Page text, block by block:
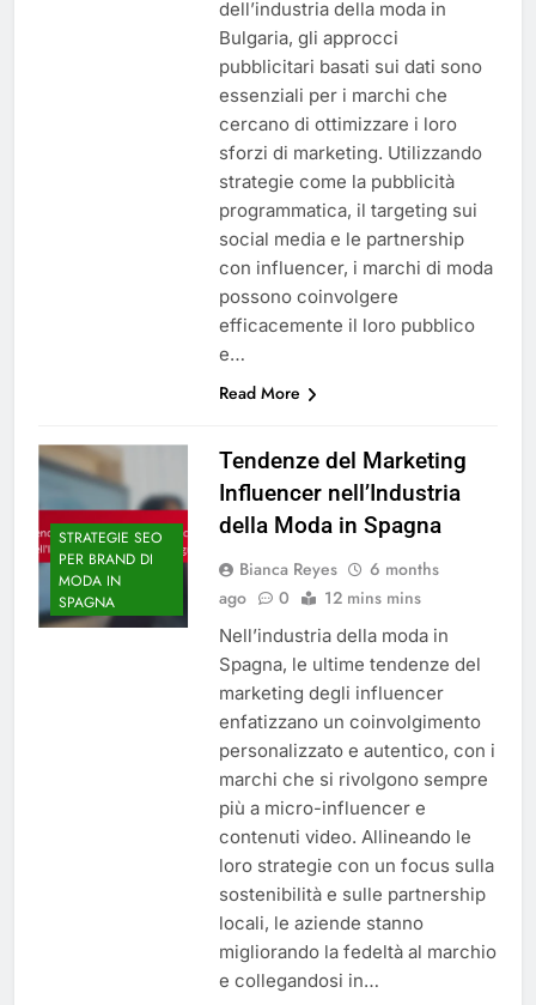
dell’industria della moda in
Bulgaria, gli approcci
pubblicitari basati sui dati sono
essenziali per i marchi che
cercano di ottimizzare i loro
sforzi di marketing. Utilizzando
strategie come la pubblicità
programmatica, il targeting sui
social media e le partnership
con influencer, i marchi di moda
possono coinvolgere
efficacemente il loro pubblico
e…
Read More
STRATEGIE SEO
PER BRAND DI
MODA IN
SPAGNA
Tendenze del Marketing
Influencer nell’Industria
della Moda in Spagna
Bianca Reyes
6 months
ago
0 12 mins mins
Nell’industria della moda in
Spagna, le ultime tendenze del
marketing degli influencer
enfatizzano un coinvolgimento
personalizzato e autentico, con i
marchi che si rivolgono sempre
più a micro-influencer e
contenuti video. Allineando le
loro strategie con un focus sulla
sostenibilità e sulle partnership
locali, le aziende stanno
migliorando la fedeltà al marchio
e collegandosi in…